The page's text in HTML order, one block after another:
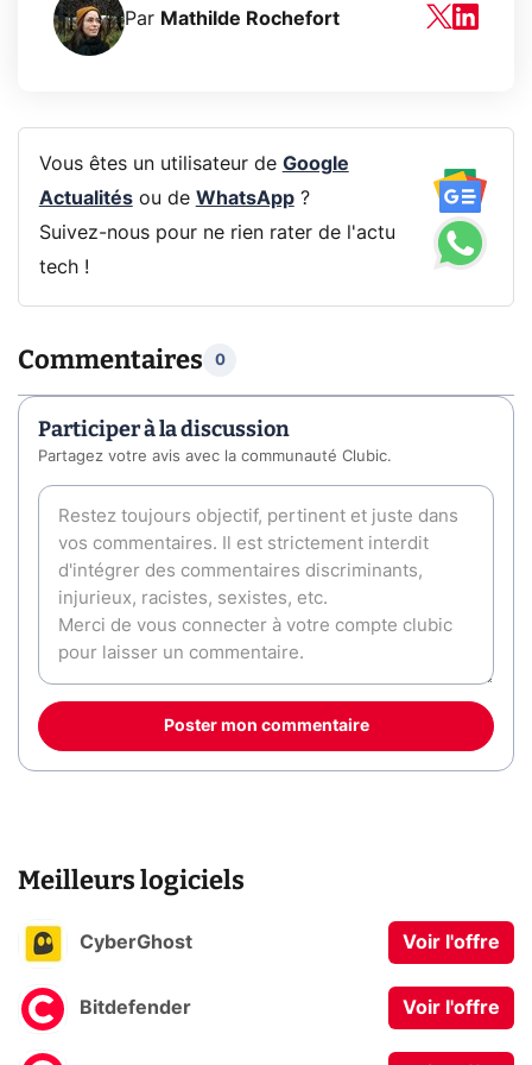
Par Mathilde Rochefort
Vous êtes un utilisateur de Google
Actualitésou de WhatsApp?
Suivez-nous pour ne rien rater de l'actu
tech !
Commentaires 0
Participer à la discussion
Partagez votre avis avec la communauté Clubic.
Poster mon commentaire
Meilleurs logiciels
CyberGhost Voir l'offre
Bitdefender Voir l'offre